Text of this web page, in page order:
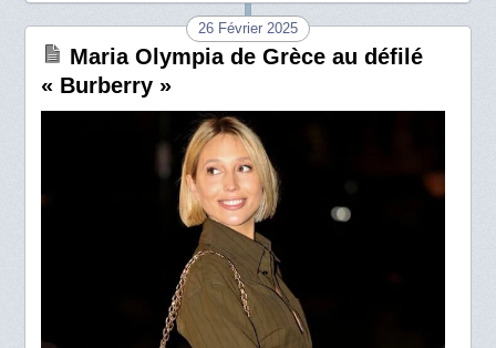
26 Février 2025
Maria Olympia de Grèce au défilé
« Burberry »